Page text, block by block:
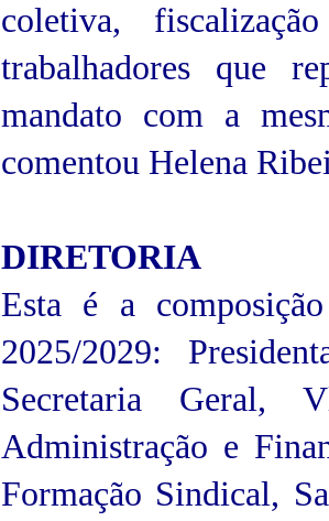
coletiva,
trabalhadores que
mandato com a
comentou Helena
DIRETORIA
Esta é a
2025/2029:
Secretaria Geral,
Administração e
Formação Sindical,